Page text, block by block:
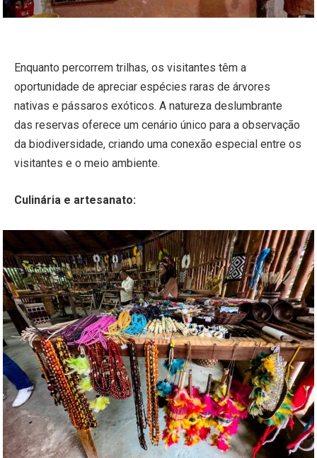
Enquanto percorrem trilhas, os visitantes têm a
oportunidade de apreciar espécies raras de árvores
nativas e pássaros exóticos. A natureza deslumbrante
das reservas oferece um cenário único para a observação
da biodiversidade, criando uma conexão especial entre os
visitantes e o meio ambiente.
Culinária e artesanato: